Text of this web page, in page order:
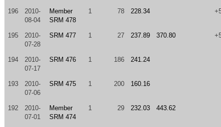
196
2010-
08-04
Member
SRM 478
1 78 228.34
195
2010-
07-28
SRM 477 1 27 237.89 370.80
194
2010-
07-17
SRM 476 1 186 241.24
193
2010-
07-06
SRM 475 1 200 160.16
192
2010-
07-01
Member
SRM 474
1 29 232.03 443.62